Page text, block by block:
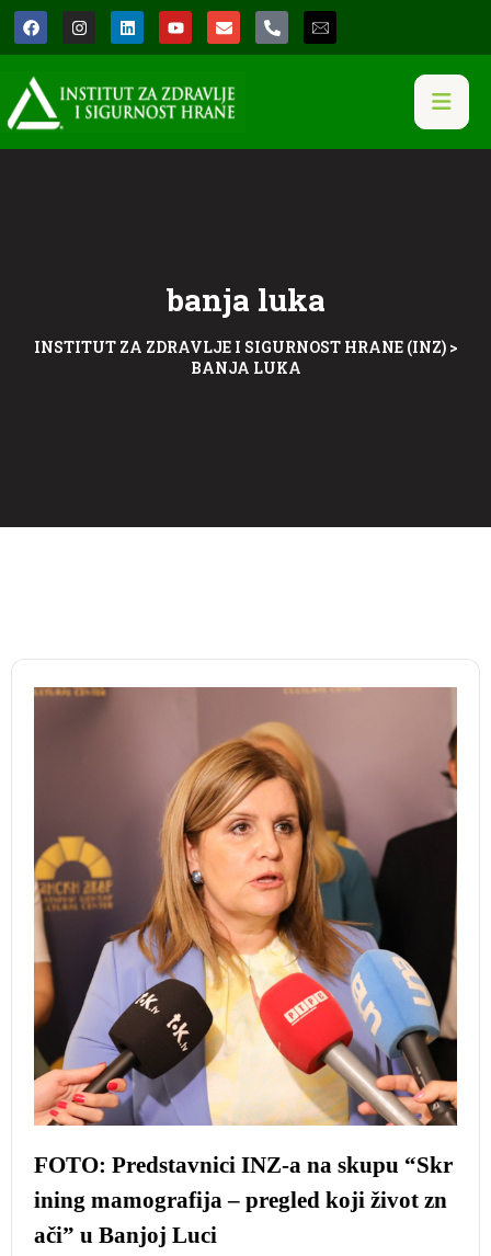
banja luka
INSTITUT ZA ZDRAVLJE I SIGURNOST HRANE (INZ)>
BANJA LUKA
FOTO: Predstavnici INZ-a na skupu “Skr
ining mamografija – pregled koji život zn
ači” u Banjoj Luci